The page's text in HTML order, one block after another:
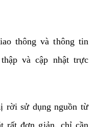
thông và thông tin
và cập nhật trực
rời sử dụng nguồn từ
rất đơn giản, chỉ cần